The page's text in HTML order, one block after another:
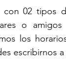
con 02 tipos
o
los
escribirnos a